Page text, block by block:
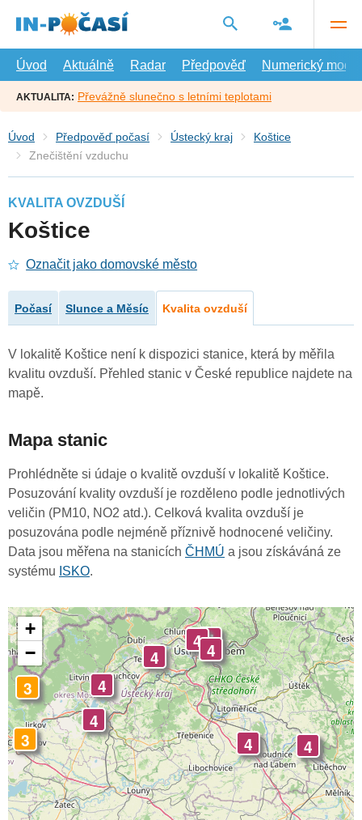
hlavní
Úvod
Aktuálně Radar Předpověď Numerický model
AKTUALITA: Převážně slunečno s letními teplotami
Úvod Předpověď počasí Ústecký kraj
Koštice
Znečištění vzduchu
KVALITA OVZDUŠÍ
Koštice
Označit jako domovské město
Počasí Slunce a Měsíc Kvalita ovzduší
V lokalitě Koštice není k dispozici stanice, která by měřila
kvalitu ovzduší. Přehled stanic v České republice najdete na
mapě.
Mapa stanic
Prohlédněte si údaje o kvalitě ovzduší v lokalitě Koštice.
Posuzování kvality ovzduší je rozděleno podle jednotlivých
veličin (PM10, NO2 atd.). Celková kvalita ovzduší je
posuzována podle nejméně příznivě hodnocené veličiny.
Data jsou měřena na stanicích ČHMÚ a jsou získáváná ze
systému ISKO.
4 4
4
4
4
3
4
4
3 4
+
−